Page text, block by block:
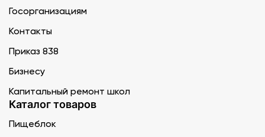
Госорганизациям
Контакты
Приказ 838
Бизнесу
Капитальный ремонт школ
Каталог товаров
Пищеблок